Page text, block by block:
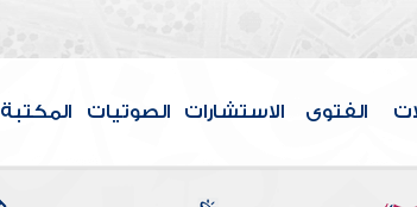
الفتوى الاستشارات الصوتيات المكتبة